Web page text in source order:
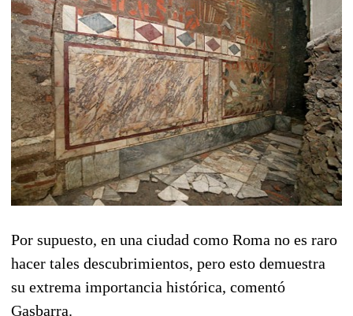
Por supuesto, en una ciudad como Roma no es raro
hacer tales descubrimientos, pero esto demuestra
su extrema importancia histórica, comentó
Gasbarra.